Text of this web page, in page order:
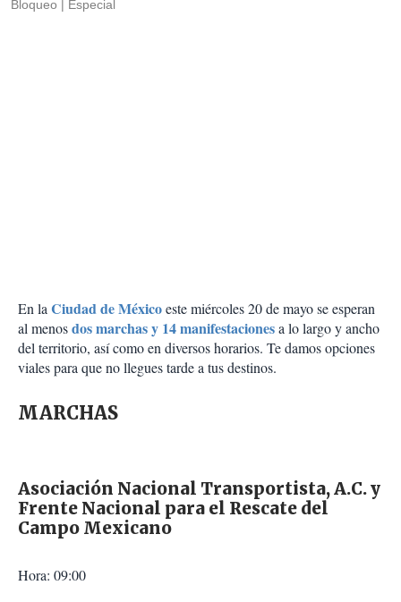
Bloqueo Especial
En laCiudad de Méxicoeste miércoles 20 de mayo se esperan
al menosdos marchas y 14 manifestacionesa lo largo y ancho
del territorio, así como en diversos horarios. Te damos opciones
viales para que no llegues tarde a tus destinos.
MARCHAS
Asociación Nacional Transportista, A.C. y
Frente Nacional para el Rescate del
Campo Mexicano
Hora: 09:00